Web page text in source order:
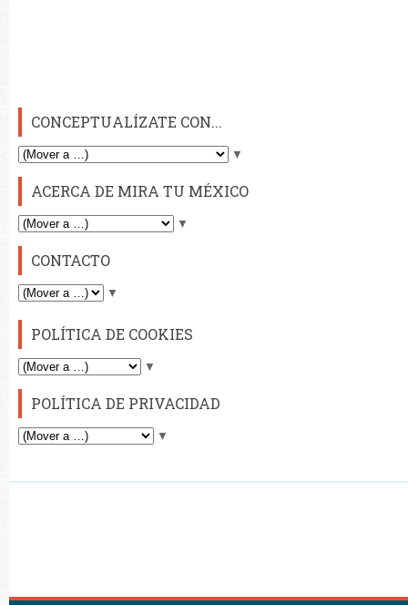
CONCEPTUALÍZATE CON...
▼
ACERCA DE MIRA TU MÉXICO
▼
CONTACTO
▼
POLÍTICA DE COOKIES
▼
POLÍTICA DE PRIVACIDAD
▼